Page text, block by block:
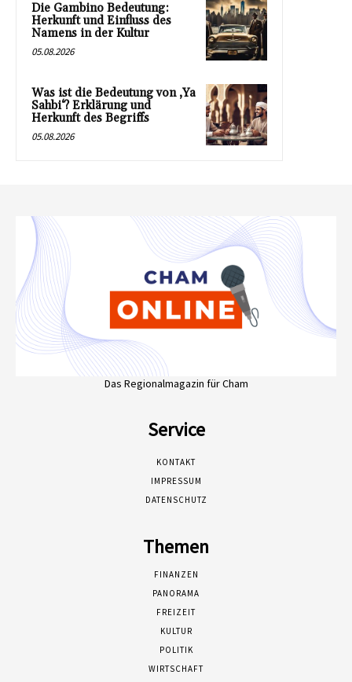
Die Gambino Bedeutung:
Herkunft und Einfluss des
Namens in der Kultur
05.08.2026
Was ist die Bedeutung von ‚Ya
Sahbi‘? Erklärung und
Herkunft des Begriffs
05.08.2026
Das Regionalmagazin für Cham
Service
KONTAKT
IMPRESSUM
DATENSCHUTZ
Themen
FINANZEN
PANORAMA
FREIZEIT
KULTUR
POLITIK
WIRTSCHAFT